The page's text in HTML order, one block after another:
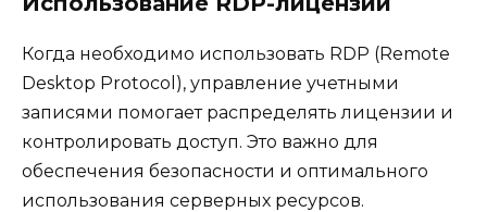
Когда необходимо использовать RDP (Remote
Desktop Protocol), управление учетными
записями помогает распределять лицензии и
контролировать доступ. Это важно для
обеспечения безопасности и оптимального
использования серверных ресурсов.